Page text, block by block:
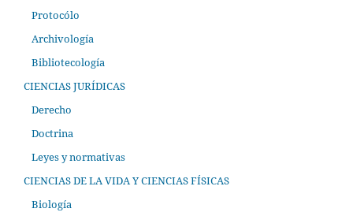
Protocólo
Archivología
Bibliotecología
CIENCIAS JURÍDICAS
Derecho
Doctrina
Leyes y normativas
CIENCIAS DE LA VIDA Y CIENCIAS FÍSICAS
Biología